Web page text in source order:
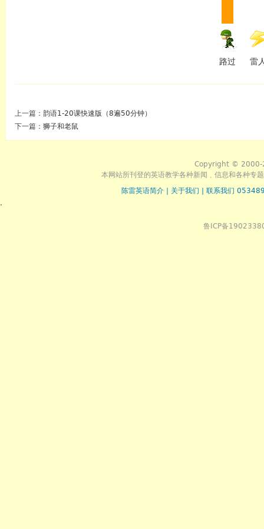
路过 雷
上一篇： 韵语1-20课快速版（8遍50分钟）
下一篇： 狮子和老鼠
Copyright © 2000-
本网站所刊登的英语教学各种新闻﹑信息和各种专
陈雷英语简介
关于我们
联系我们
.
鲁ICP备